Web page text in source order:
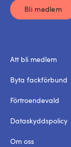
Bli medlem
Att bli medlem
Byta fackförbund
Förtroendevald
Dataskyddspolicy
Om oss